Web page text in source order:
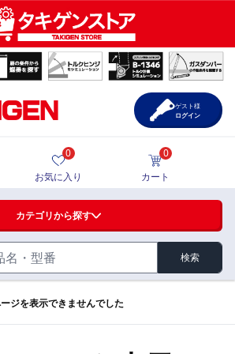
取手・つまみ・周辺機器
ー・周辺機器
カテゴリから探す
検索
0
お気に入り
0
カート
ゲスト様
ログイン
ジを表示できませんでした